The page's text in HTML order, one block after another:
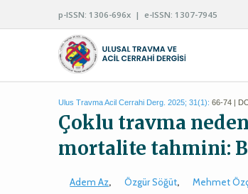
p-ISSN: 1306-696x | e-ISSN: 1307-7945
Ulus Travma Acil Cerrahi Derg. 2025; 31(1): 66-74 |
Çoklu travma
mortalite tahmini:
Adem Az, Özgür Söğüt, Mehmet